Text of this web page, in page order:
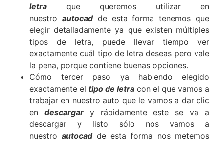
letra que queremos utilizar en
nuestro autocadde esta forma tenemos que
elegir detalladamente ya que existen múltiples
tipos de letra, puede llevar tiempo ver
exactamente cuál tipo de letra deseas pero vale
la pena, porque contiene buenas opciones.
Cómo tercer paso ya habiendo elegido
exactamente el tipo de letra con el que vamos a
trabajar en nuestro auto que le vamos a dar clic
en descargary rápidamente este se va a
descargar y listo sólo nos vamos a
nuestroautocad de esta forma nos metemos